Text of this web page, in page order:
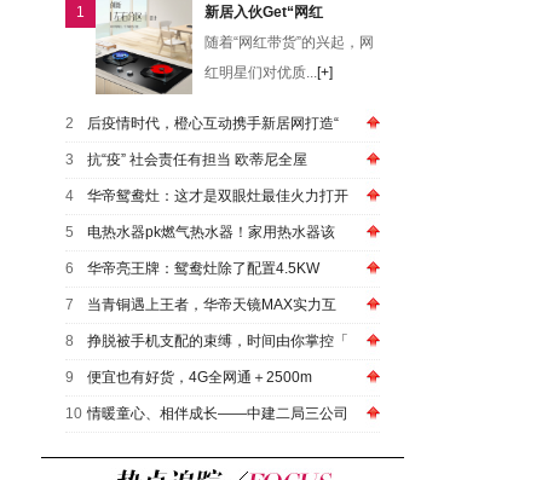
1
新居入伙Get“网红
随着“网红带货”的兴起，网
红明星们对优质...[+]
2 后疫情时代，橙心互动携手新居网打造“
3 抗“疫” 社会责任有担当 欧蒂尼全屋
4 华帝鸳鸯灶：这才是双眼灶最佳火力打开
5 电热水器pk燃气热水器！家用热水器该
6 华帝亮王牌：鸳鸯灶除了配置4.5KW
7 当青铜遇上王者，华帝天镜MAX实力互
8 挣脱被手机支配的束缚，时间由你掌控「
9 便宜也有好货，4G全网通＋2500m
10 情暖童心、相伴成长——中建二局三公司